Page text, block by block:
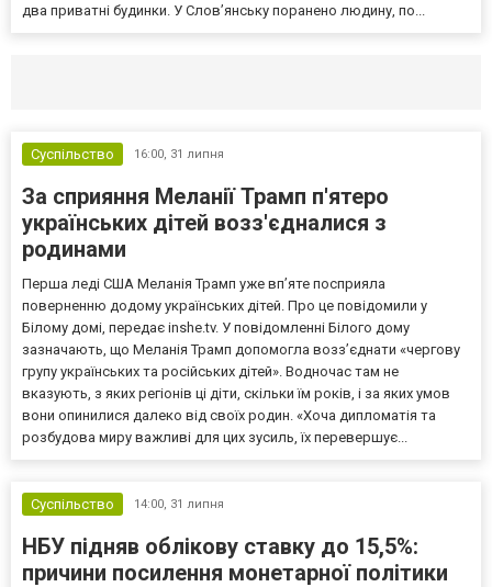
два приватні будинки. У Слов’янську поранено людину, по...
Суспільство 16:00, 31 липня
За сприяння Меланії Трамп п'ятеро
українських дітей возз'єдналися з
родинами
Перша леді США Меланія Трамп уже впʼяте посприяла
поверненню додому українських дітей. Про це повідомили у
Білому домі, передає inshe.tv. У повідомленні Білого дому
зазначають, що Меланія Трамп допомогла возз’єднати «чергову
групу українських та російських дітей». Водночас там не
вказують, з яких регіонів ці діти, скільки їм років, і за яких умов
вони опинилися далеко від своїх родин. «Хоча дипломатія та
розбудова миру важливі для цих зусиль, їх перевершує...
Суспільство 14:00, 31 липня
НБУ підняв облікову ставку до 15,5%:
причини посилення монетарної політики